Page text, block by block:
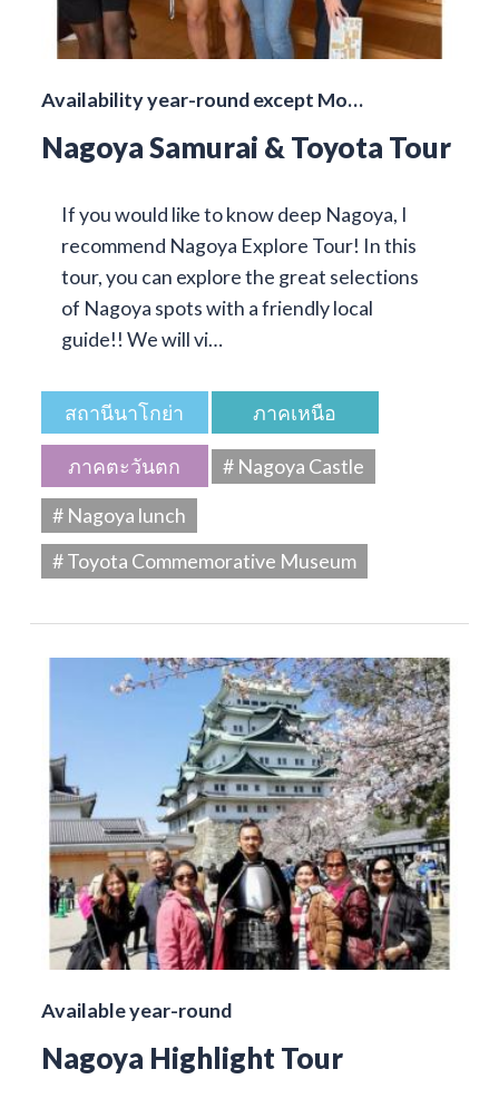
Availability year-round except Mo…
Nagoya Samurai & Toyota Tour
If you would like to know deep Nagoya, I
recommend Nagoya Explore Tour! In this
tour, you can explore the great selections
of Nagoya spots with a friendly local
guide!! We will vi…
สถานีนาโกย่า ภาคเหนือ
ภาคตะวันตก
# Nagoya Castle
# Nagoya lunch
# Toyota Commemorative Museum
Available year-round
Nagoya Highlight Tour